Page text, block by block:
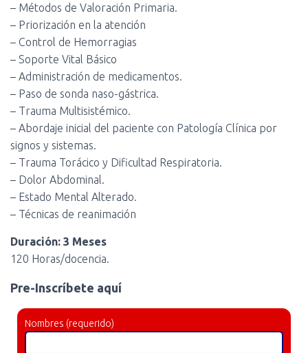
– Métodos de Valoración Primaria.
– Priorización en la atención
– Control de Hemorragias
– Soporte Vital Básico
– Administración de medicamentos.
– Paso de sonda naso-gástrica.
– Trauma Multisistémico.
– Abordaje inicial del paciente con Patología Clínica por
signos y sistemas.
– Trauma Torácico y Dificultad Respiratoria.
– Dolor Abdominal.
– Estado Mental Alterado.
– Técnicas de reanimación
Duración: 3 Meses
120 Horas/docencia.
Pre-Inscríbete aquí
Nombres (requerido)